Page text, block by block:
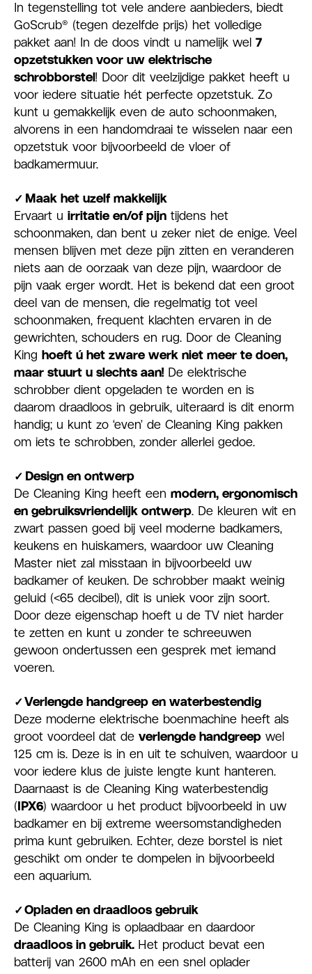
In tegenstelling tot vele andere aanbieders, biedt
GoScrub® (tegen dezelfde prijs) het volledige
pakket aan! In de doos vindt u namelijk wel 7
opzetstukken voor uw elektrische
schrobborstel ! Door dit veelzijdige pakket heeft u
voor iedere situatie hét perfecte opzetstuk. Zo
kunt u gemakkelijk even de auto schoonmaken,
alvorens in een handomdraai te wisselen naar een
opzetstuk voor bijvoorbeeld de vloer of
badkamermuur.
✓ Maak het uzelf makkelijk
Ervaart u irritatie en/of pijn tijdens het
schoonmaken, dan bent u zeker niet de enige. Veel
mensen blijven met deze pijn zitten en veranderen
niets aan de oorzaak van deze pijn, waardoor de
pijn vaak erger wordt. Het is bekend dat een groot
deel van de mensen, die regelmatig tot veel
schoonmaken, frequent klachten ervaren in de
gewrichten, schouders en rug. Door de Cleaning
King hoeft ú het zware werk niet meer te doen,
maar stuurt u slechts aan!De elektrische
schrobber dient opgeladen te worden en is
daarom draadloos in gebruik, uiteraard is dit enorm
handig; u kunt zo ‘even’ de Cleaning King pakken
om iets te schrobben, zonder allerlei gedoe.
✓ Design en ontwerp
De Cleaning King heeft een modern, ergonomisch
en gebruiksvriendelijk ontwerp. De kleuren wit en
zwart passen goed bij veel moderne badkamers,
keukens en huiskamers, waardoor uw Cleaning
Master niet zal misstaan in bijvoorbeeld uw
badkamer of keuken. De schrobber maakt weinig
geluid (<65 decibel), dit is uniek voor zijn soort.
Door deze eigenschap hoeft u de TV niet harder
te zetten en kunt u zonder te schreeuwen
gewoon ondertussen een gesprek met iemand
voeren.
✓Verlengde handgreep en waterbestendig
Deze moderne elektrische boenmachine heeft als
groot voordeel dat de verlengde handgreep wel
125 cm is. Deze is in en uit te schuiven, waardoor u
voor iedere klus de juiste lengte kunt hanteren.
Daarnaast is de Cleaning King waterbestendig
( IPX6) waardoor u het product bijvoorbeeld in uw
badkamer en bij extreme weersomstandigheden
prima kunt gebruiken. Echter, deze borstel is niet
geschikt om onder te dompelen in bijvoorbeeld
een aquarium.
✓Opladen en draadloos gebruik
De Cleaning King is oplaadbaar en daardoor
draadloos in gebruik. Het product bevat een
batterij van 2600 mAh en een snel oplader